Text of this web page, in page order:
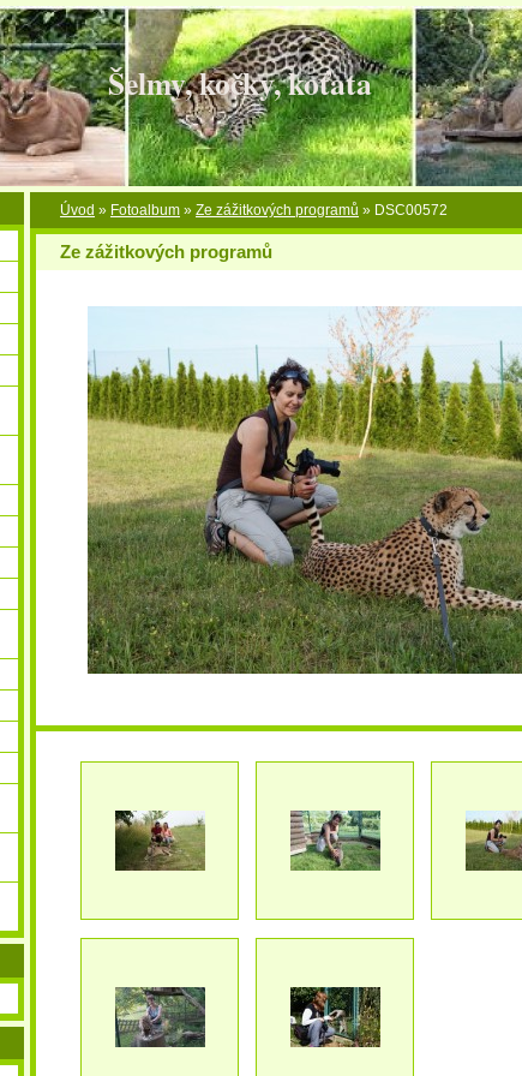
Šelmy, kočky, koťata
Úvod » Fotoalbum » Ze zážitkových programů » DSC00572
Ze zážitkových programů